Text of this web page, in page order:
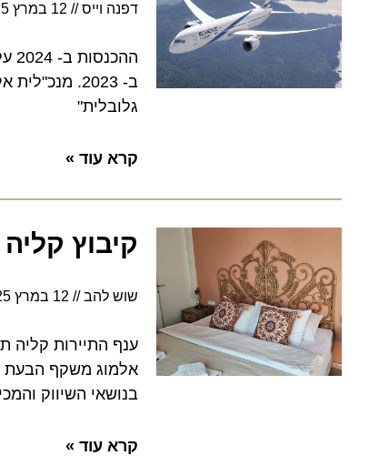
דפנה וייס 12 במרץ 2025
ב- 2023.
גלובלית"
קרא עוד »
קיבוץ קליה
שוש להב 12 במרץ 2025
אלמוג משקף הבעת אמון
בנושאי השיווק והמכירות
קרא עוד »